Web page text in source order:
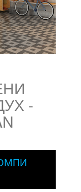
-